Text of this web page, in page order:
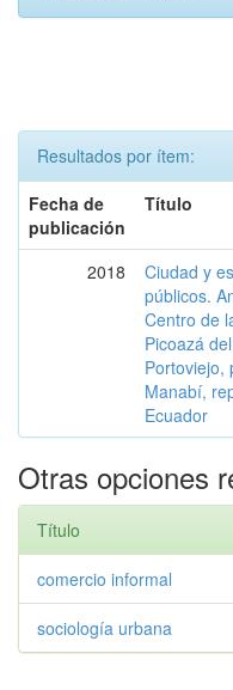
Resultados por ítem:
Fecha de
publicación
Título
2018
Ciudad y
públicos.
Centro de
Picoazá
Portoviejo,
Manabí,
Ecuador
Otras opciones
Título
comercio informal
sociología urbana